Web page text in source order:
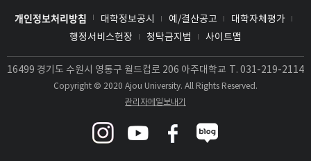
개인정보처리방침 대학정보공시 예/결산공고
대학자체평가
행정서비스헌장
청탁금지법 사이트맵
16499 경기도 수원시 영통구 월드컵로 206 아주대학교 T. 031-219-2114
Copyright © 2020 Ajou University. All Rights Reserved.
관리자메일보내기